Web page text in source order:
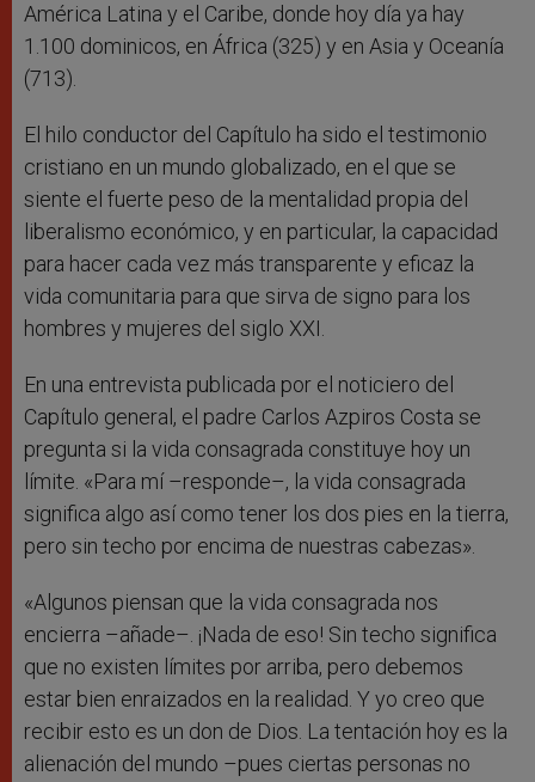
América Latina y el Caribe, donde hoy día ya hay
1.100 dominicos, en África (325) y en Asia y Oceanía
(713).
El hilo conductor del Capítulo ha sido el testimonio
cristiano en un mundo globalizado, en el que se
siente el fuerte peso de la mentalidad propia del
liberalismo económico, y en particular, la capacidad
para hacer cada vez más transparente y eficaz la
vida comunitaria para que sirva de signo para los
hombres y mujeres del siglo XXI.
En una entrevista publicada por el noticiero del
Capítulo general, el padre Carlos Azpiros Costa se
pregunta si la vida consagrada constituye hoy un
límite. «Para mí –responde–, la vida consagrada
significa algo así como tener los dos pies en la tierra,
pero sin techo por encima de nuestras cabezas».
«Algunos piensan que la vida consagrada nos
encierra –añade–. ¡Nada de eso! Sin techo significa
que no existen límites por arriba, pero debemos
estar bien enraizados en la realidad. Y yo creo que
recibir esto es un don de Dios. La tentación hoy es la
alienación del mundo –pues ciertas personas no